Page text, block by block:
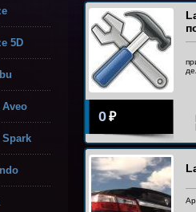
5D
Aveo
Spark
0₽